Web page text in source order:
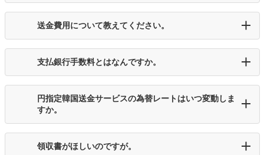
送金費用について教えてください。
支払銀行手数料とはなんですか。
円指定韓国送金サービスの為替レートはいつ変動しま
すか。
領収書がほしいのですが。